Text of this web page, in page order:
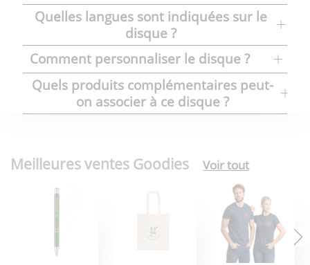
Quelles langues sont indiquées sur le
disque ?
Comment personnaliser le disque ?
Quels produits complémentaires peut-
on associer à ce disque ?
Meilleures ventes Goodies Voir tout